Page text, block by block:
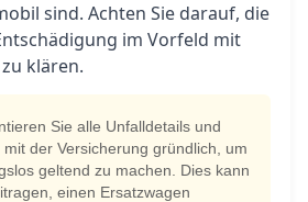
sind. Achten Sie darauf, die
im Vorfeld mit
klären.
Sie alle Unfalldetails und
mit der Versicherung gründlich, um
geltend zu machen. Dies kann
einen Ersatzwagen